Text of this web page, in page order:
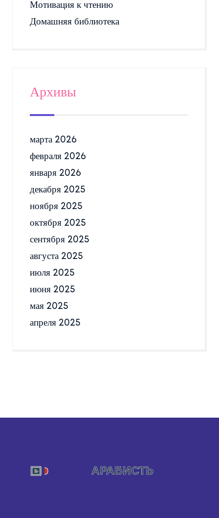
Мотивация к чтению
Домашняя библиотека
Архивы
марта 2026
февраля 2026
января 2026
декабря 2025
ноября 2025
октября 2025
сентября 2025
августа 2025
июля 2025
июня 2025
мая 2025
апреля 2025